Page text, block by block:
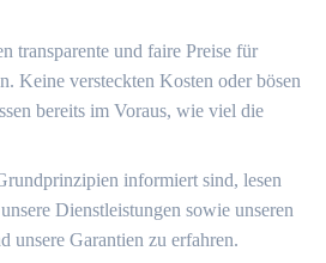
transparente und faire Preise für
Keine versteckten Kosten oder bösen
bereits im Voraus, wie viel die
informiert sind, lesen
Dienstleistungen sowie unseren
unsere Garantien zu erfahren.​